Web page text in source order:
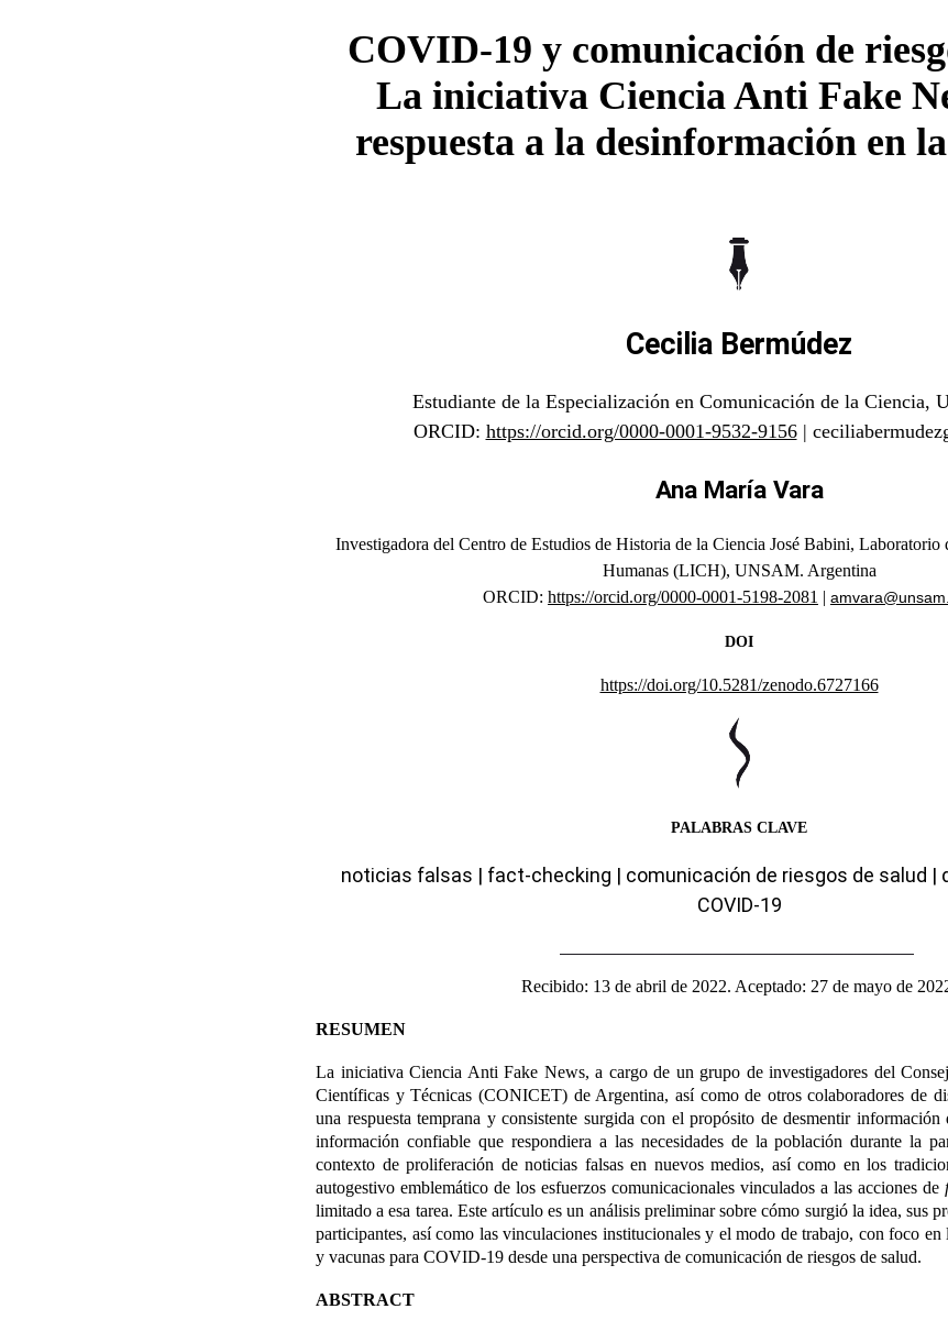
COVID-19 y comunicación de
La iniciativa Ciencia Anti Fake
respuesta a la desinformación en
Cecilia Bermúdez
Estudiante de la Especialización en Comunicación de la Ciencia,
ORCID: https://orcid.org/0000-0001-9532-9156|
Ana María Vara
Investigadora del Centro de Estudios de Historia de la Ciencia José Babini, Laboratorio
Humanas (LICH), UNSAM. Argentina
ORCID: https://orcid.org/0000-0001-5198-2081 |
DOI
https://doi.org/10.5281/zenodo.6727166
PALABRAS CLAVE
noticias falsas | fact-checking | comunicación de riesgos de salud |
COVID-19
Recibido: 13 de abril de 2022. Aceptado: 27 de mayo de
RESUMEN
La iniciativa Ciencia Anti Fake News, a cargo de un grupo de investigadores del
Científicas y Técnicas (CONICET) de Argentina, así como de otros colaboradores de
una respuesta temprana y consistente surgida con el propósito de desmentir
información confiable que respondiera a las necesidades de la población durante la
contexto de proliferación de noticias falsas en nuevos medios, así como en los
autogestivo emblemático de los esfuerzos comunicacionales vinculados a las acciones de
limitado a esa tarea. Este artículo es un análisis preliminar sobre cómo surgió la idea, sus
participantes, así como las vinculaciones institucionales y el modo de trabajo, con foco en
y vacunas para COVID-19 desde una perspectiva de comunicación de riesgos de salud.
ABSTRACT